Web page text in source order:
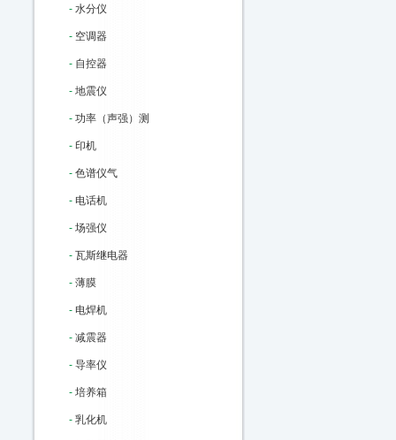
- 水分仪
- 空调器
- 自控器
- 地震仪
- 功率（声强）测
- 印机
- 色谱仪气
- 电话机
- 场强仪
- 瓦斯继电器
- 薄膜
- 电焊机
- 减震器
- 导率仪
- 培养箱
- 乳化机